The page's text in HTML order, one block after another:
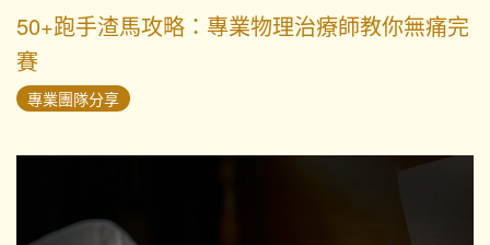
50+跑手渣馬攻略：專業物理治療師教你無痛完
賽
專業團隊分享